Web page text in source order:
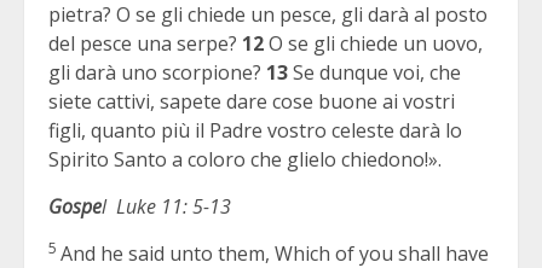
pietra? O se gli chiede un pesce, gli darà al posto
del pesce una serpe? 12O se gli chiede un uovo,
gli darà uno scorpione? 13Se dunque voi, che
siete cattivi, sapete dare cose buone ai vostri
figli, quanto più il Padre vostro celeste darà lo
Spirito Santo a coloro che glielo chiedono!».
Gospel Luke 11: 5-13
5 And he said unto them, Which of you shall have